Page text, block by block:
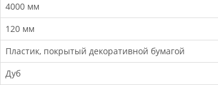
4000 мм
120 мм
Пластик, покрытый декоративной бумагой
Дуб